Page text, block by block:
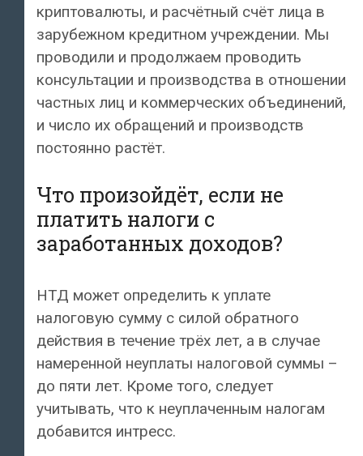
криптовалюты, и расчётный счёт лица в
зарубежном кредитном учреждении. Мы
проводили и продолжаем проводить
консультации и производства в отношении
частных лиц и коммерческих объединений,
и число их обращений и производств
постоянно растёт.
Что произойдёт, если не
платить налоги с
заработанных доходов?
НТД может определить к уплате
налоговую сумму с силой обратного
действия в течение трёх лет, а в случае
намеренной неуплаты налоговой суммы –
до пяти лет. Кроме того, следует
учитывать, что к неуплаченным налогам
добавится интресс.